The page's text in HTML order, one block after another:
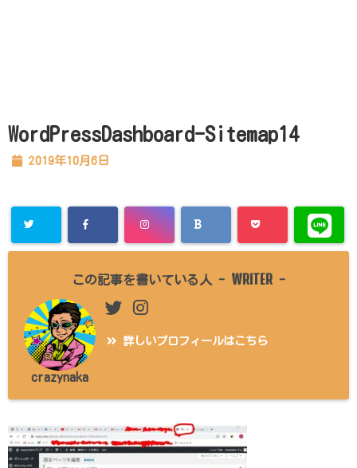
WordPressDashboard-Sitemap14
2019年10月6日
この記事を書いている人 - WRITER -
crazynaka
詳しいプロフィールはこちら